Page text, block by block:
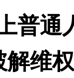
普通
解维